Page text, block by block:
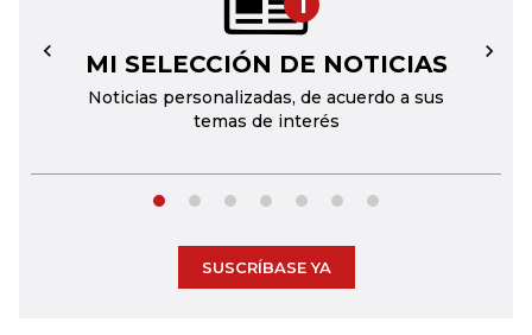
MI SELECCIÓN DE NOTICIAS
Noticias personalizadas, de acuerdo a sus
temas de interés
← →
SUSCRÍBASE YA